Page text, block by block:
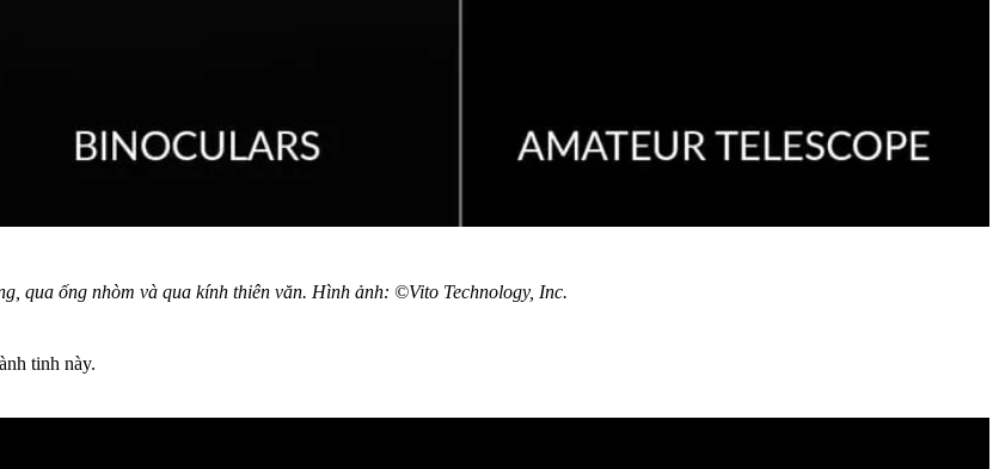
qua ống nhòm và qua kính thiên văn. Hình ảnh: ©Vito Technology, Inc.
tinh này.